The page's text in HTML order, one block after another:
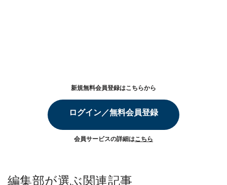
新規無料会員登録はこちらから
ログイン／無料会員登録
会員サービスの詳細はこちら
編集部が選ぶ関連記事